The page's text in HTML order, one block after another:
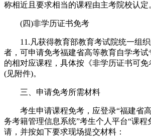
称相近且要求相当的课程由主考院校认定
(四)非学历证书免考
11.凡获得教育部教育考试院统一组织
者，可申请免考福建省高等教育自学考
的相对应课程，具体按《非学历证书可
(见附件)。
三、申请免考所需材料
考生申请课程免考，应登录“福建省
务考籍管理信息系统”考生个人平台“课程
请，并按如下要求现场提交材料：